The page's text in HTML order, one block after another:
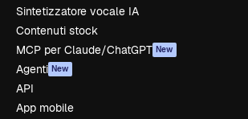
Sintetizzatore vocale IA
Contenuti stock
MCP per Claude/ChatGPT New
Agenti New
API
App mobile